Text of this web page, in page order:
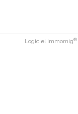
Logiciel Immomig®